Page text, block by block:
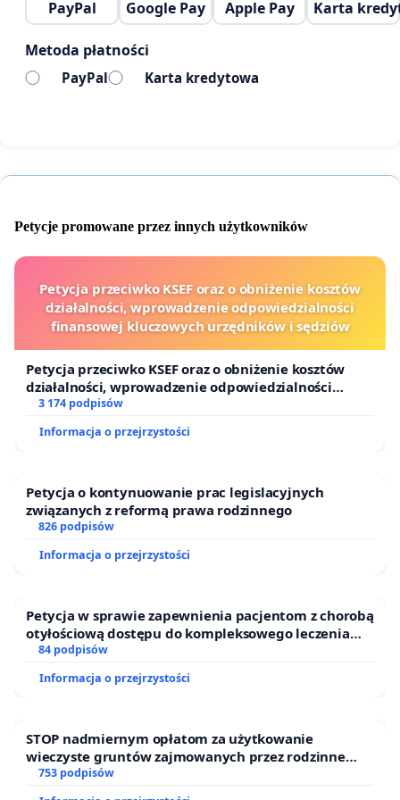
Pacjenci
PayPal Google Pay Apple Pay Karta
Metoda płatności
PayPal Karta kredytowa
Petycje promowane przez innych użytkowników
Petycja przeciwko KSEF oraz o obniżenie kosztów
działalności, wprowadzenie odpowiedzialności
finansowej kluczowych urzędników i sędziów
Petycja przeciwko KSEF oraz o obniżenie kosztów
działalności, wprowadzenie odpowiedzialności
finansowej kluczowych urzędników i sędziów
3 174 podpisów
Informacja o przejrzystości
Petycja o kontynuowanie prac legislacyjnych
związanych z reformą prawa rodzinnego
826 podpisów
Informacja o przejrzystości
Petycja w sprawie zapewnienia pacjentom z chorobą
otyłościową dostępu do kompleksowego leczenia
oraz programów profilaktycznych.
84 podpisów
Informacja o przejrzystości
STOP nadmiernym opłatom za użytkowanie
wieczyste gruntów zajmowanych przez rodzinne
ogrody działkowe.
753 podpisów